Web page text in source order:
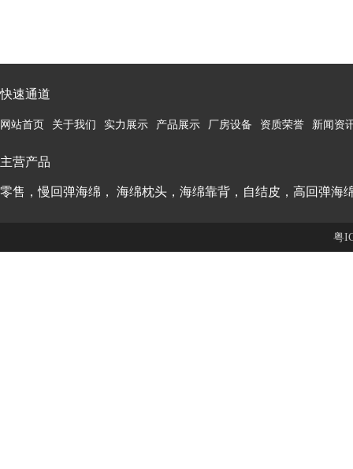
快速通道
网站首页 关于我们 实力展示 产品展示 厂房设备 资质荣誉 新闻资
主营产品
零售，慢回弹海绵， 海绵枕头，海绵靠背，自结皮，高回弹海
粤